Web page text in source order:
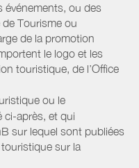
événements, ou des
de Tourisme ou
de la promotion
le logo et les
touristique, de l’Office
ou le
ci-après, et qui
sur lequel sont publiées
sur la